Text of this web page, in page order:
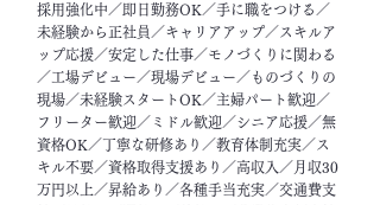
採用強化中／即日勤務OK／手に職をつける／
未経験から正社員／キャリアアップ／スキルア
ップ応援／安定した仕事／モノづくりに関わる
／工場デビュー／現場デビュー／ものづくりの
現場／未経験スタートOK／主婦パート歓迎／
フリーター歓迎／ミドル歓迎／シニア応援／無
資格OK／丁寧な研修あり／教育体制充実／ス
キル不要／資格取得支援あり／高収入／月収30
万円以上／昇給あり／各種手当充実／交通費支